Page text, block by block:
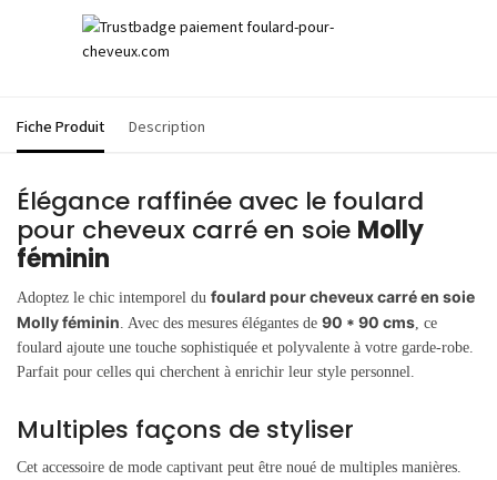
Fiche Produit Description
Élégance raffinée avec le foulard
pour cheveux carré en soie Molly
féminin
Adoptez le chic intemporel du foulard pour cheveux carré en soie
Molly féminin . Avec des mesures élégantes de 90 * 90 cms , ce
foulard ajoute une touche sophistiquée et polyvalente à votre garde-robe.
Parfait pour celles qui cherchent à enrichir leur style personnel.
Multiples façons de styliser
Cet accessoire de mode captivant peut être noué de multiples manières.